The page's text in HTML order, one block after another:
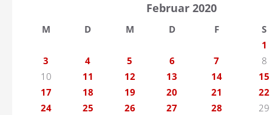
Februar 2020
M D M D F
S
1
3
4 5 6 7
8
10
11 12 13 14
15
17
18 19 20 21
22
24
25 26 27 28
29